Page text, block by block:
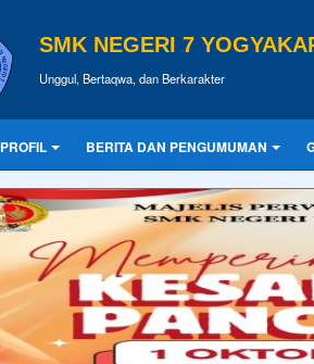
SMK NEGERI 7
Unggul, Bertaqwa, dan Berkarakter
PROFIL BERITA DAN PENGUMUMAN